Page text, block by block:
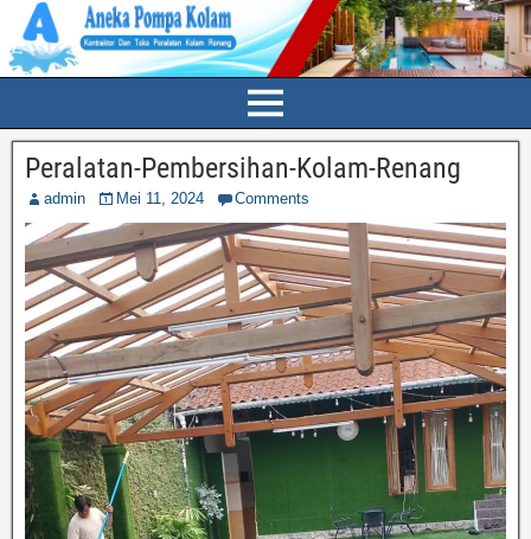
Peralatan-Pembersihan-Kolam-Renang
admin Mei 11, 2024 Comments